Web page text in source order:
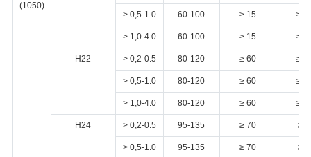
(1050)
> 0,5-1.0 60-100 ≥ 15 ≥
> 1,0-4.0 60-100 ≥ 15 ≥
H22 > 0,2-0.5 80-120 ≥ 60 ≥
> 0,5-1.0 80-120 ≥ 60 ≥
> 1,0-4.0 80-120 ≥ 60 ≥
H24 > 0,2-0.5 95-135 ≥ 70 ≥ 6
> 0,5-1.0 95-135 ≥ 70 ≥ 8